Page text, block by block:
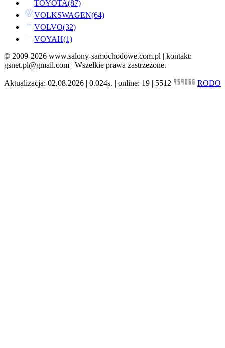
TOYOTA(87)
VOLKSWAGEN(64)
VOLVO(32)
VOYAH(1)
© 2009-2026 www.salony-samochodowe.com.pl | kontakt:
gsnet.pl@gmail.com | Wszelkie prawa zastrzeżone.
Aktualizacja: 02.08.2026 | 0.024s. | online: 19 | 5512 RODO